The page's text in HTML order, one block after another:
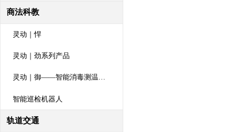
商法科教
灵动｜悍
灵动｜劲系列产品
灵动｜御——智能消毒测温机器人
智能巡检机器人
轨道交通